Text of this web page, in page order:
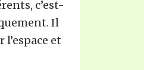
c’est-
Il
et